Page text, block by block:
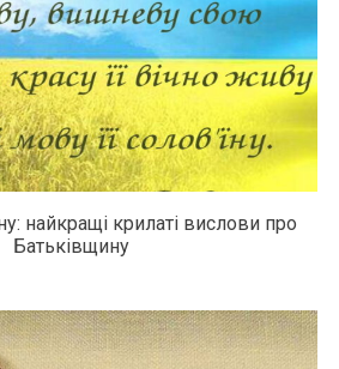
найкращі крилаті вислови про
Батьківщину